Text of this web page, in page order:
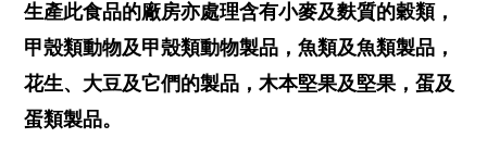
生產此食品的廠房亦處理含有小麥及麩質的穀類，
甲殼類動物及甲殼類動物製品，魚類及魚類製品，
花生、大豆及它們的製品，木本堅果及堅果，蛋及
蛋類製品。